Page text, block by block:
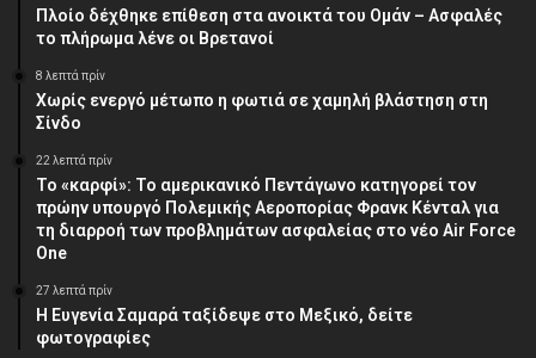
Πλοίο δέχθηκε επίθεση στα ανοικτά του Ομάν – Ασφαλές
το πλήρωμα λένε οι Βρετανοί
8 λεπτά πρίν
Χωρίς ενεργό μέτωπο η φωτιά σε χαμηλή βλάστηση στη
Σίνδο
22 λεπτά πρίν
Το «καρφί»: Το αμερικανικό Πεντάγωνο κατηγορεί τον
πρώην υπουργό Πολεμικής Αεροπορίας Φρανκ Κένταλ για
τη διαρροή των προβλημάτων ασφαλείας στο νέο Air Force
One
27 λεπτά πρίν
Η Ευγενία Σαμαρά ταξίδεψε στο Μεξικό, δείτε
φωτογραφίες